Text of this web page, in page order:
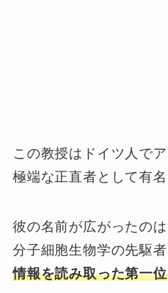
この教授はドイツ人でア
極端な正直者として有名
彼の名前が広がったのは
分子細胞生物学の先駆
情報を読み取った第一